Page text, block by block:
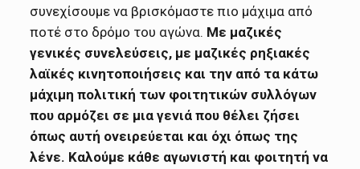
συνεχίσουμε να βρισκόμαστε πιο μάχιμα από
ποτέ στο δρόμο του αγώνα. Με μαζικές
γενικές συνελεύσεις, με μαζικές ρηξιακές
λαϊκές κινητοποιήσεις και την από τα κάτω
μάχιμη πολιτική των φοιτητικών συλλόγων
που αρμόζει σε μια γενιά που θέλει ζήσει
όπως αυτή ονειρεύεται και όχι όπως της
λένε. Καλούμε κάθε αγωνιστή και φοιτητή να